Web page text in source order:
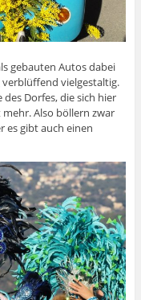
gebauten Autos dabei
vielgestaltig.
Dorfes, die sich hier
Also böllern zwar
es gibt auch einen